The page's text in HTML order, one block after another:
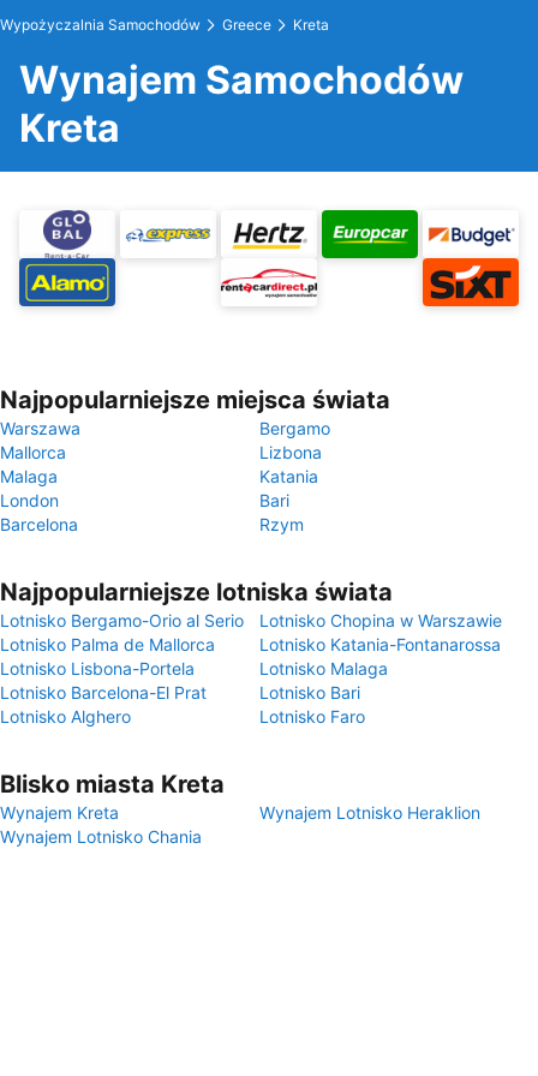
Wypożyczalnia Samochodów Greece Kreta
Wynajem Samochodów
Kreta
Najpopularniejsze miejsca świata
Warszawa
Bergamo
Mallorca
Lizbona
Malaga
Katania
London
Bari
Barcelona
Rzym
Najpopularniejsze lotniska świata
Lotnisko Bergamo-Orio al Serio
Lotnisko Chopina w Warszawie
Lotnisko Palma de Mallorca
Lotnisko Katania-Fontanarossa
Lotnisko Lisbona-Portela
Lotnisko Malaga
Lotnisko Barcelona-El Prat
Lotnisko Bari
Lotnisko Alghero
Lotnisko Faro
Blisko miasta Kreta
Wynajem Kreta
Wynajem Lotnisko Heraklion
Wynajem Lotnisko Chania